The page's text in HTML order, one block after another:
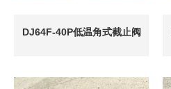
DJ64F-40P低温角式截止阀